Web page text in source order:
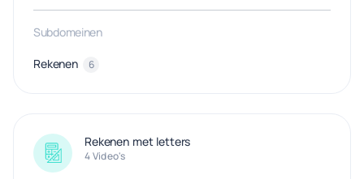
Subdomeinen
Rekenen 6
Rekenen met letters
4 Video's